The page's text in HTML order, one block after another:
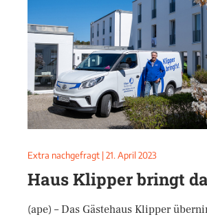
Extra nachgefragt | 21. April 2023
Haus Klipper bringt
(ape) – Das Gästehaus Klipper